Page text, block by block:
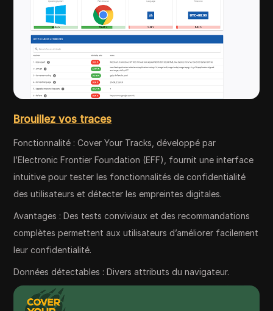
Brouillez vos traces
Fonctionnalité : Cover Your Tracks, développé par
l’Electronic Frontier Foundation (EFF), fournit une interface
intuitive pour tester les fonctionnalités de confidentialité
des utilisateurs et détecter les empreintes digitales.
Avantages : Des tests conviviaux et des recommandations
complètes permettent aux utilisateurs d’améliorer facilement
leur confidentialité.
Données détectables : Divers attributs du navigateur.